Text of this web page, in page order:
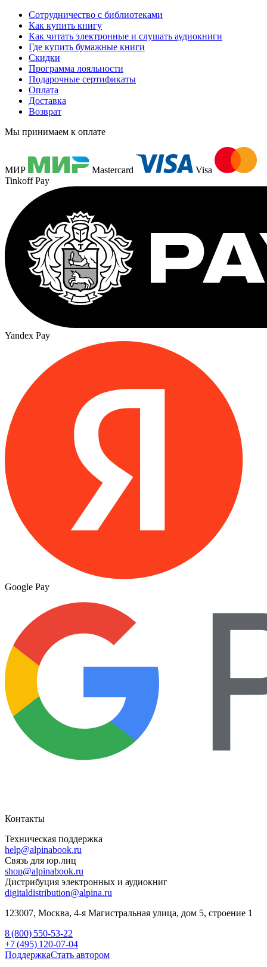
Сотрудничество с библиотеками
Как купить книгу
Как читать электронные и слушать аудиокниги
Где купить бумажные книги
Скидки
Программа лояльности
Подарочные сертификаты
Оплата
Доставка
Возврат
Мы принимаем к оплате
МИР Mastercard
Visa
Tinkoff Pay
Yandex Pay
Google Pay
Контакты
Техническая поддержка
help@alpinabook.ru
Связь для юр.лиц
shop@alpinabook.ru
Дистрибуция электронных и аудиокниг
digitaldistribution@alpina.ru
123007, Москва, 4-я Магистральная улица, дом 5, строение 1
8 (800) 550-53-22
+7 (495) 120-07-04
ПоддержкаСтать автором